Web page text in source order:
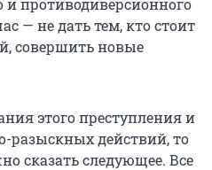
— не дать тем, кто стоит
совершить новые
этого преступления и
разыскных действий, то
сказать следующее. Все